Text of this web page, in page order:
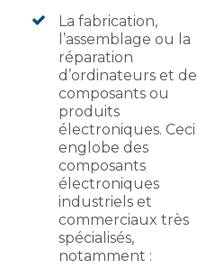
La fabrication,
l’assemblage ou la
réparation
d’ordinateurs et de
composants ou
produits
électroniques. Ceci
englobe des
composants
électroniques
industriels et
commerciaux très
spécialisés,
notamment :